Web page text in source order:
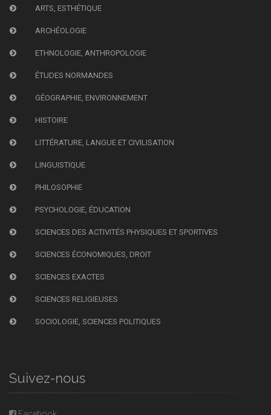
ARTS, ESTHÉTIQUE
ARCHÉOLOGIE
ETHNOLOGIE, ANTHROPOLOGIE
ÉTUDES NORMANDES
GÉOGRAPHIE, ENVIRONNEMENT
HISTOIRE
LITTÉRATURE, LANGUE ET CIVILISATION
LINGUISTIQUE
PHILOSOPHIE
PSYCHOLOGIE, ÉDUCATION
SCIENCES DES ACTIVITÉS PHYSIQUES ET SPORTIVES
SCIENCES ÉCONOMIQUES, DROIT
SCIENCES EXACTES
SCIENCES RELIGIEUSES
SOCIOLOGIE, SCIENCES POLITIQUES
Suivez-nous